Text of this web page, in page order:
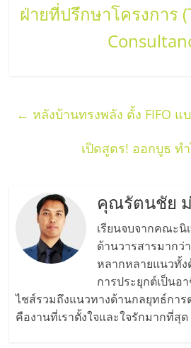
ฝ่ายที่ปรึกษาโครงการ
← หลังบ้านทรงพลัง ตั้ง FIFO แ
เปิดสูตร! ออกบูธ ท
คุณรัตนชัย ม่
เรียนจบจากคณะนิ
ด้านวารสารมากว่
หลากหลายแนวทั้ง
การประยุกต์เป็นอ
ไชส์รวมถึงแนวทางด้านกลยุทธ์การ
คืองานที่เราตั้งใจและใจรักมากที่สุด